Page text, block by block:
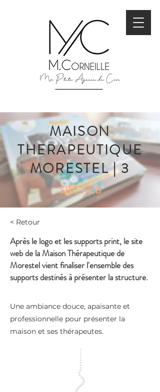
MAISON
THERAPEUTIQUE
MORESTEL | 3
SITE WEB
< Retour
Après le logo et les supports print, le site
web de la Maison Thérapeutique de
Morestel vient finaliser l'ensemble des
supports destinés à présenter la structure.
Une ambiance douce, apaisante et
professionnelle pour présenter la
maison et ses thérapeutes.